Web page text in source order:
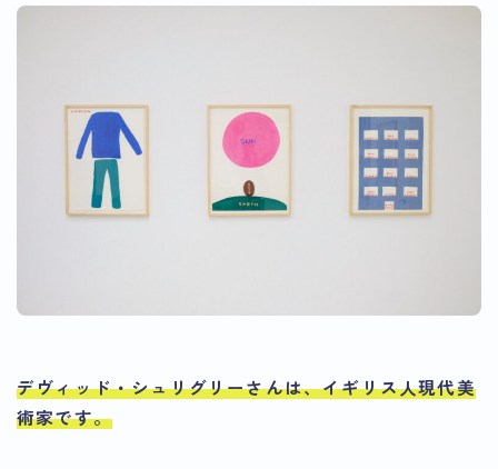
デヴィッド・シュリグリーさんは、イギリス人現代美
術家です。